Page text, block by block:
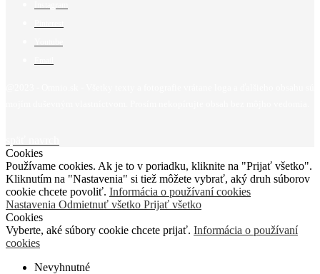
Cookies
Používame cookies. Ak je to v poriadku, kliknite na "Prijať všetko".
Kliknutím na "Nastavenia" si tiež môžete vybrať, aký druh súborov
cookie chcete povoliť. Informácia o používaní cookies
Nastavenia Odmietnuť všetko Prijať všetko
Cookies
Vyberte, aké súbory cookie chcete prijať. Informácia o používaní
cookies
Nevyhnutné